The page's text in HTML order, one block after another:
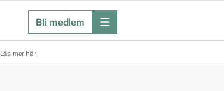
Bli medlem meny
Läs mer här